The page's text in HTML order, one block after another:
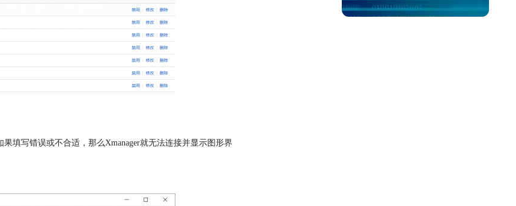
填写错误或不合适，那么Xmanager就无法连接并显示图形界